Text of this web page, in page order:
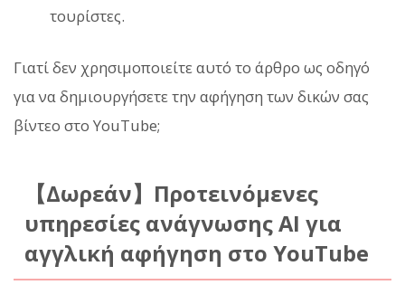
τουρίστες.
Γιατί δεν χρησιμοποιείτε αυτό το άρθρο ως οδηγό
για να δημιουργήσετε την αφήγηση των δικών σας
βίντεο στο YouTube;
【Δωρεάν】Προτεινόμενες
υπηρεσίες ανάγνωσης AI για
αγγλική αφήγηση στο YouTube